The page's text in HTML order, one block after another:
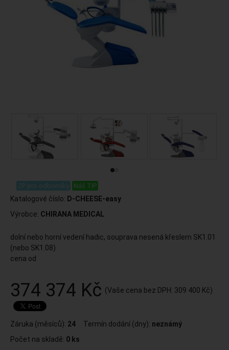
ZP pro odborníky Náš TIP
Katalogové číslo: D-CHEESE-easy
Výrobce: CHIRANA MEDICAL
dolní nebo horní vedení hadic, souprava nesená křeslem SK1.01
(nebo SK1.08)
cena od
374 374 Kč (Vaše cena bez DPH: 309 400 Kč)
Záruka (měsíců): 24 Termín dodání (dny): neznámý
Počet na skladě: 0 ks